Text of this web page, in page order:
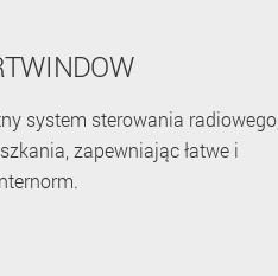
system sterowania radiowego,
zapewniając łatwe i